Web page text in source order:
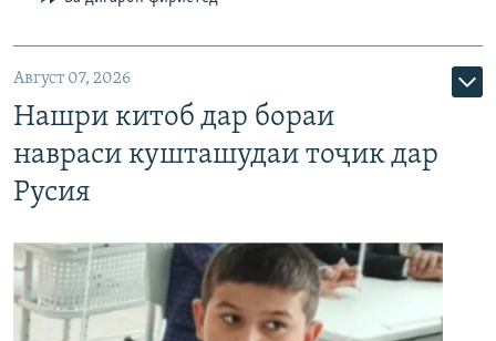
Август 07, 2026
Нашри китоб дар бораи
навраси кушташудаи тоҷик дар
Русия